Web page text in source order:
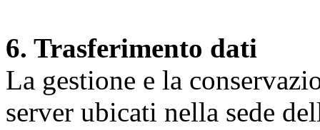
6. Trasferimento dati
La gestione e la
server ubicati nella sede